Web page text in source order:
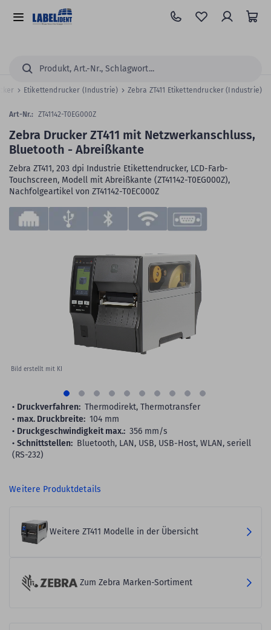
Hauptinhalt
springen
Alle
Suchen...
Etikettendrucker (Industrie) Zebra ZT411 Etikettendrucker (Industrie)
Zum
Ende
der
Bild erstellt mit KI
Skip
Zebra Drucker ZT411 mit Netzwerkanschluss,
Bluetooth - Abreißkante
Zebra ZT411, 203 dpi Industrie Etikettendrucker, LCD-Farb-
Touchscreen, Modell mit Abreißkante (ZT41142-T0EG000Z),
Nachfolgeartikel von ZT41142-T0EC000Z
Art-Nr.: ZT41142-T0EG000Z
Druckverfahren: Thermodirekt, Thermotransfer
max. Druckbreite: 104 mm
Druckgeschwindigkeit max.: 356 mm/s
Schnittstellen: Bluetooth, LAN, USB, USB-Host, WLAN, seriell
(RS-232)
Weitere Produktdetails
Weitere ZT411 Modelle in der Übersicht
Zum Zebra Marken-Sortiment